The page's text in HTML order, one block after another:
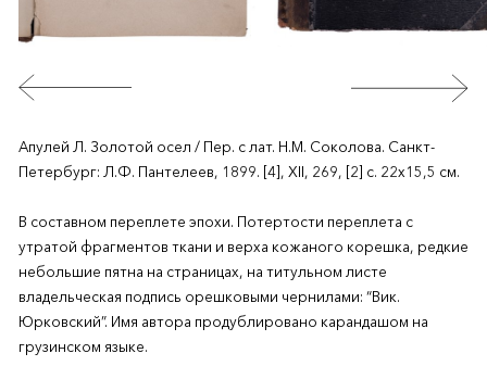
Апулей Л. Золотой осел / Пер. с лат. Н.М. Соколова. Санкт-
Петербург: Л.Ф. Пантелеев, 1899. [4], XII, 269, [2] с. 22х15,5 см.
В составном переплете эпохи. Потертости переплета с
утратой фрагментов ткани и верха кожаного корешка, редкие
небольшие пятна на страницах, на титульном листе
владельческая подпись орешковыми чернилами: “Вик.
Юрковский”. Имя автора продублировано карандашом на
грузинском языке.